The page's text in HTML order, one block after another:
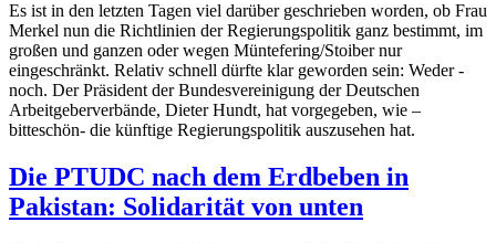
Es ist in den letzten Tagen viel darüber geschrieben worden, ob Frau
Merkel nun die Richtlinien der Regierungspolitik ganz bestimmt, im
großen und ganzen oder wegen Müntefering/Stoiber nur
eingeschränkt. Relativ schnell dürfte klar geworden sein: Weder -
noch. Der Präsident der Bundesvereinigung der Deutschen
Arbeitgeberverbände, Dieter Hundt, hat vorgegeben, wie –
bitteschön- die künftige Regierungspolitik auszusehen hat.
Die PTUDC nach dem Erdbeben in
Pakistan: Solidarität von unten